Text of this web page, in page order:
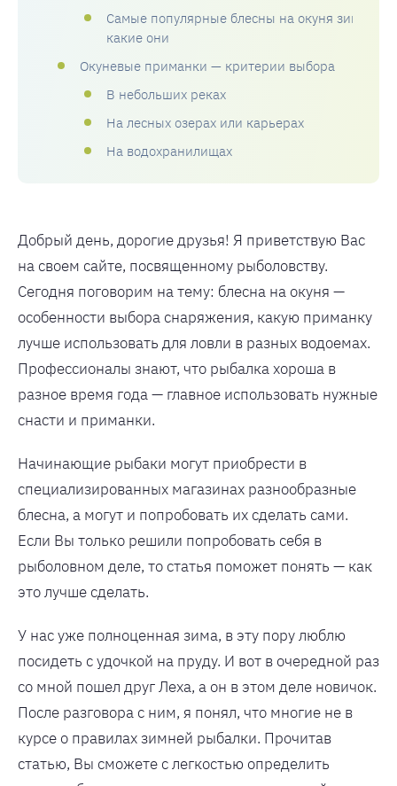
Самые популярные блесны на окуня зимой:
какие они
Окуневые приманки — критерии выбора
В небольших реках
На лесных озерах или карьерах
На водохранилищах
Добрый день, дорогие друзья! Я приветствую Вас
на своем сайте, посвященному рыболовству.
Сегодня поговорим на тему: блесна на окуня —
особенности выбора снаряжения, какую приманку
лучше использовать для ловли в разных водоемах.
Профессионалы знают, что рыбалка хороша в
разное время года — главное использовать нужные
снасти и приманки.
Начинающие рыбаки могут приобрести в
специализированных магазинах разнообразные
блесна, а могут и попробовать их сделать сами.
Если Вы только решили попробовать себя в
рыболовном деле, то статья поможет понять — как
это лучше сделать.
У нас уже полноценная зима, в эту пору люблю
посидеть с удочкой на пруду. И вот в очередной раз
со мной пошел друг Леха, а он в этом деле новичок.
После разговора с ним, я понял, что многие не в
курсе о правилах зимней рыбалки. Прочитав
статью, Вы сможете с легкостью определить